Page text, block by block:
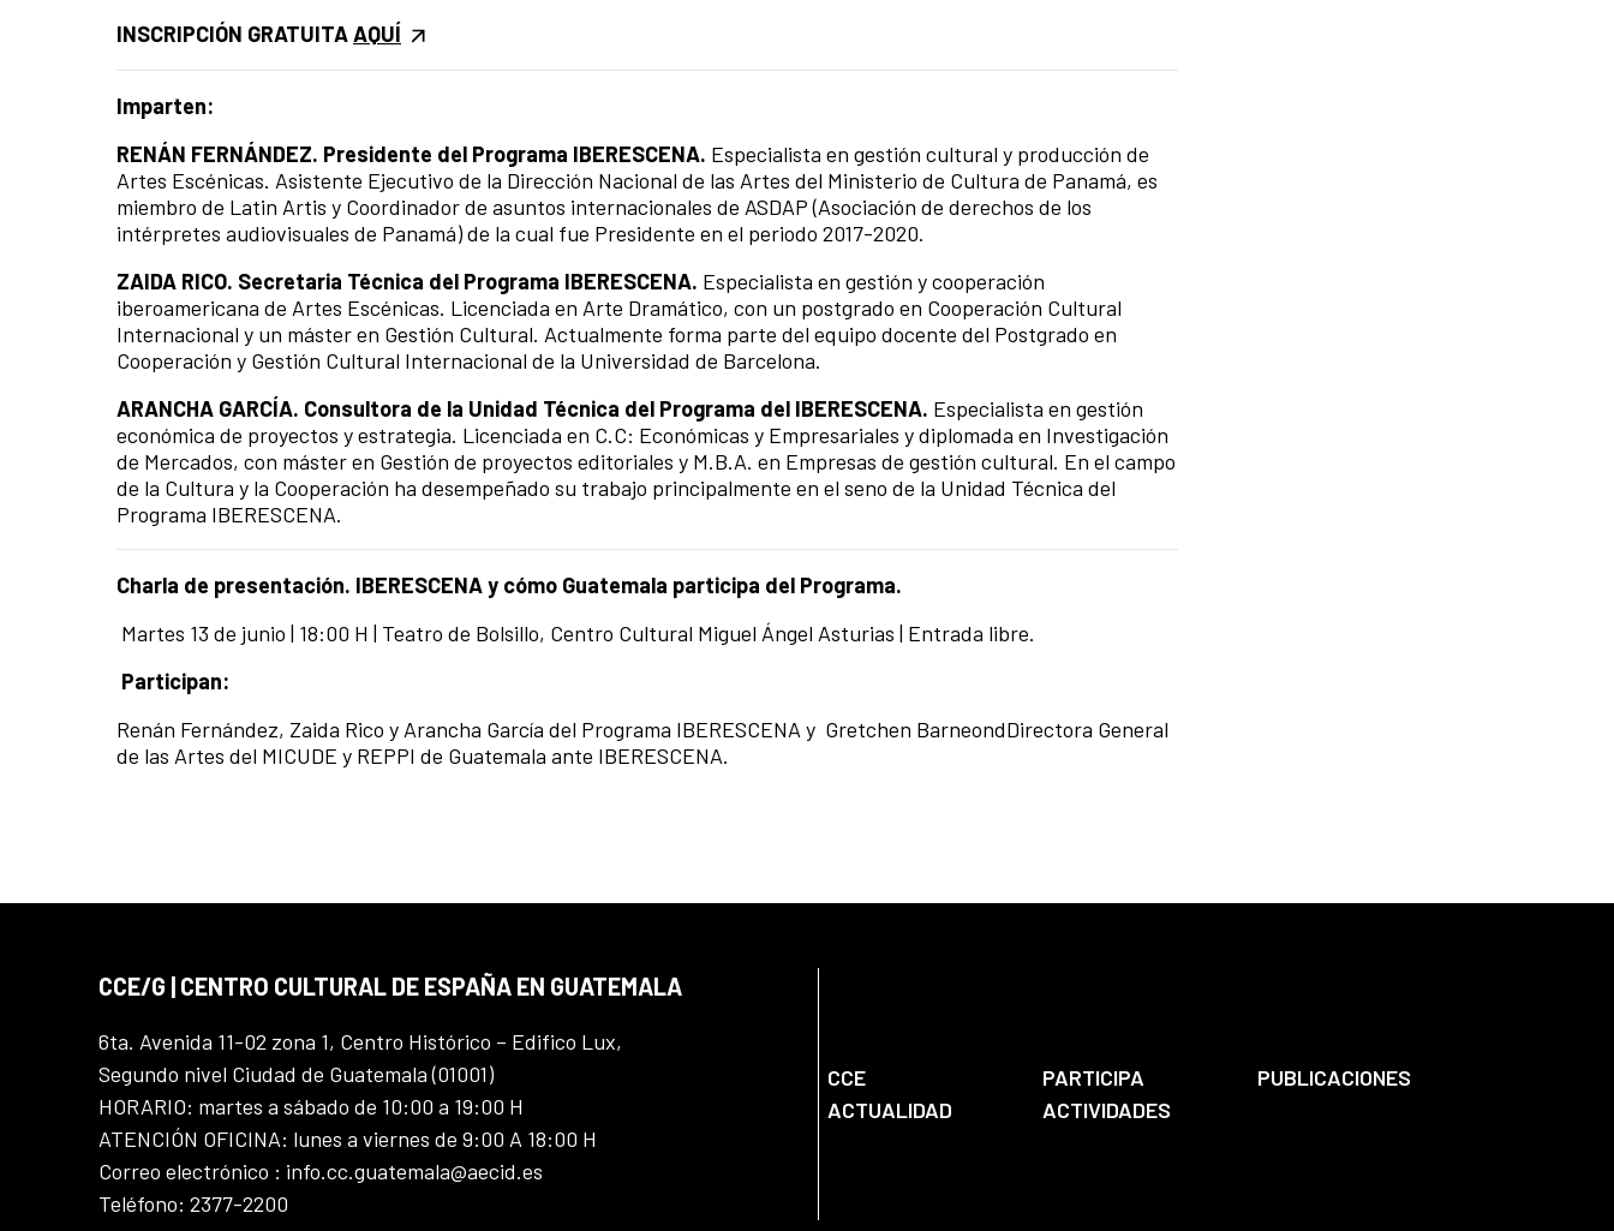
INSCRIPCIÓN GRATUITAAQUÍ
Imparten:
RENÁN FERNÁNDEZ. Presidente del Programa IBERESCENA. Especialista en gestión cultural y producción de
Artes Escénicas. Asistente Ejecutivo de la Dirección Nacional de las Artes del Ministerio de Cultura de Panamá, es
miembro de Latin Artis y Coordinador de asuntos internacionales de ASDAP (Asociación de derechos de los
intérpretes audiovisuales de Panamá) de la cual fue Presidente en el periodo 2017-2020.
ZAIDA RICO. Secretaria Técnica del Programa IBERESCENA. Especialista en gestión y cooperación
iberoamericana de Artes Escénicas. Licenciada en Arte Dramático, con un postgrado en Cooperación Cultural
Internacional y un máster en Gestión Cultural. Actualmente forma parte del equipo docente del Postgrado en
Cooperación y Gestión Cultural Internacional de la Universidad de Barcelona.
ARANCHA GARCÍA. Consultora de la Unidad Técnica del Programa del IBERESCENA. Especialista en gestión
económica de proyectos y estrategia. Licenciada en C.C: Económicas y Empresariales y diplomada en Investigación
de Mercados, con máster en Gestión de proyectos editoriales y M.B.A. en Empresas de gestión cultural. En el campo
de la Cultura y la Cooperación ha desempeñado su trabajo principalmente en el seno de la Unidad Técnica del
Programa IBERESCENA.
Charla de presentación. IBERESCENA y cómo Guatemala participa del Programa.
Martes 13 de junio | 18:00 H | Teatro de Bolsillo, Centro Cultural Miguel Ángel Asturias | Entrada libre.
Participan:
Renán Fernández, Zaida Rico y Arancha García del Programa IBERESCENA y Gretchen BarneondDirectora General
de las Artes del MICUDE y REPPI de Guatemala ante IBERESCENA.
CCE/G | CENTRO CULTURAL DE ESPAÑA EN GUATEMALA
6ta. Avenida 11-02 zona 1, Centro Histórico – Edifico Lux,
Segundo nivel Ciudad de Guatemala (01001)
HORARIO: martes a sábado de 10:00 a 19:00 H
ATENCIÓN OFICINA: lunes a viernes de 9:00 A 18:00 H
Correo electrónico : info.cc.guatemala@aecid.es
Teléfono: 2377-2200
CCE PARTICIPA
PUBLICACIONES
ACTUALIDAD
ACTIVIDADES